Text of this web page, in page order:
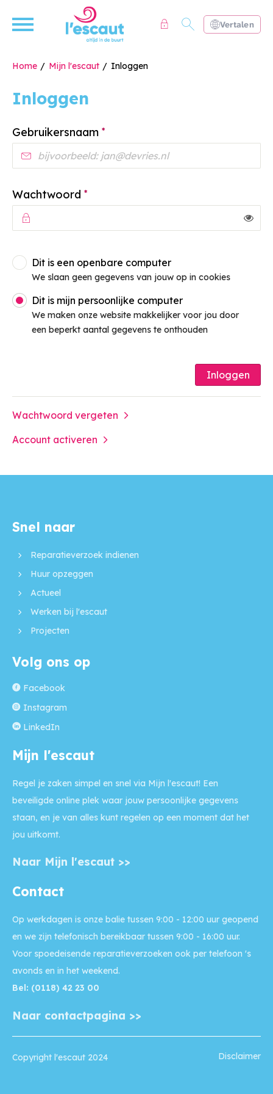
Naar hoofdinhoud
Naar hoofdnavigatiemenu
Naar zoeken
Naar de homepage
Ga naar Hoofd
Vertalen
Home Mijn l'escaut Inloggen
Inloggen
Gebruikersnaam *
Wachtwoord *
InloggenDit is een openbare computer
We slaan geen gegevens van jouw op in cookies
Dit is mijn persoonlijke computer
We maken onze website makkelijker voor jou door
een beperkt aantal gegevens te onthouden
Inloggen
Wachtwoord vergeten
Account activeren
Contactinformatie
Snel naar
Reparatieverzoek indienen
Huur opzeggen
Actueel
Werken bij l'escaut
Projecten
Volg ons op
Facebook
Instagram
LinkedIn
Mijn l'escaut
Regel je zaken simpel en snel via Mijn l'escaut! Een
beveiligde online plek waar jouw persoonlijke gegevens
staan, en je van alles kunt regelen op een moment dat het
jou uitkomt.
Naar Mijn l'escaut >>
Contact
Op werkdagen is onze balie tussen 9:00 - 12:00 uur geopend
en we zijn telefonisch bereikbaar tussen 9:00 - 16:00 uur.
Voor spoedeisende reparatieverzoeken ook per telefoon 's
avonds en in het weekend.
Bel: (0118) 42 23 00
Naar contactpagina >>
Copyright l'escaut 2024 Disclaimer